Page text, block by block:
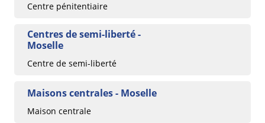
Centre pénitentiaire
Centres de semi-liberté -
Moselle
Centre de semi-liberté
Maisons centrales - Moselle
Maison centrale